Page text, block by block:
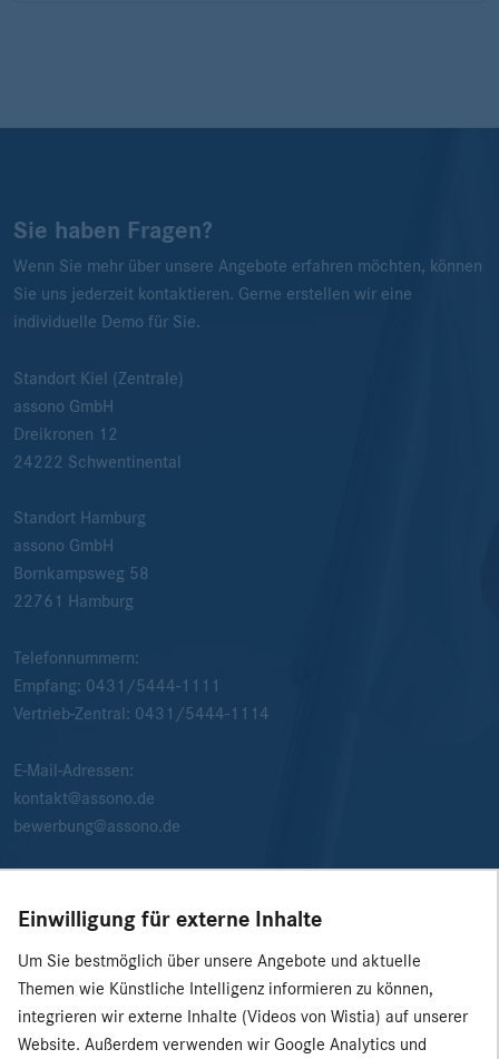
Sie haben Fragen?
Wenn Sie mehr über unsere Angebote erfahren möchten, können
Sie uns jederzeit kontaktieren. Gerne erstellen wir eine
individuelle Demo für Sie.
Standort Kiel (Zentrale)
assono GmbH
Dreikronen 12
24222 Schwentinental
Standort Hamburg
assono GmbH
Bornkampsweg 58
22761
Hamburg
Telefonnummern:
Empfang: 0431/5444-1111
Vertrieb-Zentral: 0431/5444-1114
E-Mail-Adressen:
kontakt@assono.de
bewerbung@assono.de
Einwilligung für externe Inhalte
Um Sie bestmöglich über unsere Angebote und aktuelle
Themen wie Künstliche Intelligenz informieren zu können,
integrieren wir externe Inhalte (Videos von Wistia) auf unserer
Website. Außerdem verwenden wir Google Analytics und